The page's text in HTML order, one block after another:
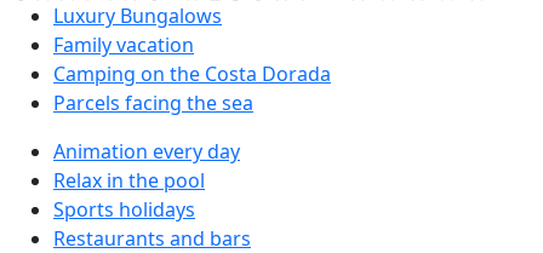
Luxury Bungalows
Family vacation
Camping on the Costa Dorada
Parcels facing the sea
Animation every day
Relax in the pool
Sports holidays
Restaurants and bars